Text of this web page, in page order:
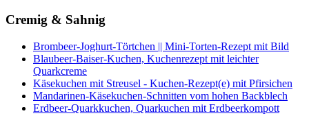
Cremig & Sahnig
Brombeer-Joghurt-Törtchen || Mini-Torten-Rezept mit Bild
Blaubeer-Baiser-Kuchen, Kuchenrezept mit leichter
Quarkcreme
Käsekuchen mit Streusel - Kuchen-Rezept(e) mit Pfirsichen
Mandarinen-Käsekuchen-Schnitten vom hohen Backblech
Erdbeer-Quarkkuchen, Quarkuchen mit Erdbeerkompott